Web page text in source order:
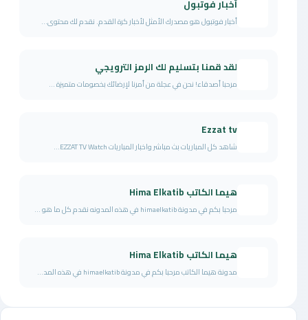
أخبار فوتبول
أخبار فوتبول هو مصدرك الأمثل لأخبار كرة القدم. نقدم لك محتوى...
لقد قمنا بتسليم لك الرمز الترويجي
مرحبا أصدقاء! نحن في عجلة من أمرنا لإرضائك بخصومات متميزة ...
Ezzat tv
شاهد كل المباريات بث مباشر واخبار المباريات EZZAT TV Watch...
هيما الكاتب Hima Elkatib
مرحبا بكم في مدونة himaelkatib في هذه المدونه نقدم كل ما هو ...
هيما الكاتب Hima Elkatib
مدونة هيما الكاتب مرحبا بكم في مدونة himaelkatib في هذه المد...